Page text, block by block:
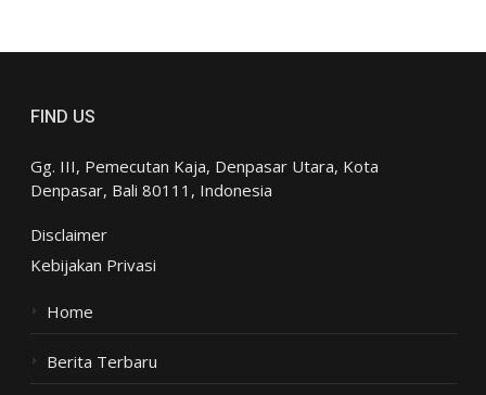
FIND US
Gg. III, Pemecutan Kaja, Denpasar Utara, Kota
Denpasar, Bali 80111, Indonesia
Disclaimer
Kebijakan Privasi
Home
Berita Terbaru